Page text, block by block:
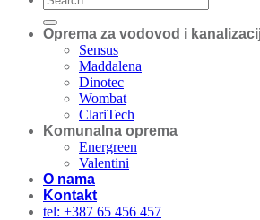
Oprema za vodovod i
Sensus
Maddalena
Dinotec
Wombat
ClariTech
Komunalna oprema
Energreen
Valentini
O nama
Kontakt
tel: +387 65 456 457